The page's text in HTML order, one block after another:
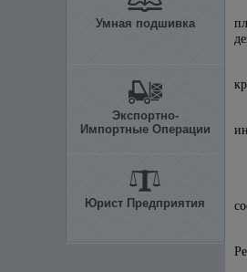
Умная подшивка
Экспортно-
Импортные Операции
Юрист Предприятия